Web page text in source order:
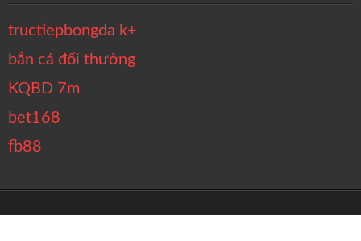
tructiepbongda k+
bắn cá đổi thưởng
KQBD 7m
bet168
fb88